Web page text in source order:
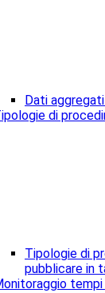
Dati
di
Tipologie di
pubblicare in